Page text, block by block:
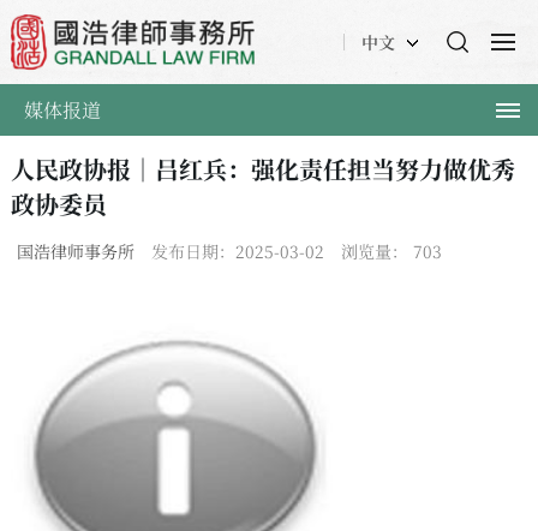
中文
媒体报道
人民政协报｜吕红兵：强化责任担当努力做优秀
政协委员
国浩律师事务所 发布日期：2025-03-02 浏览量： 703